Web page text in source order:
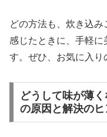
どの方法も、炊き込
感じたときに、手軽
す。ぜひ、お気に入り
どうして味が薄
の原因と解決のヒ